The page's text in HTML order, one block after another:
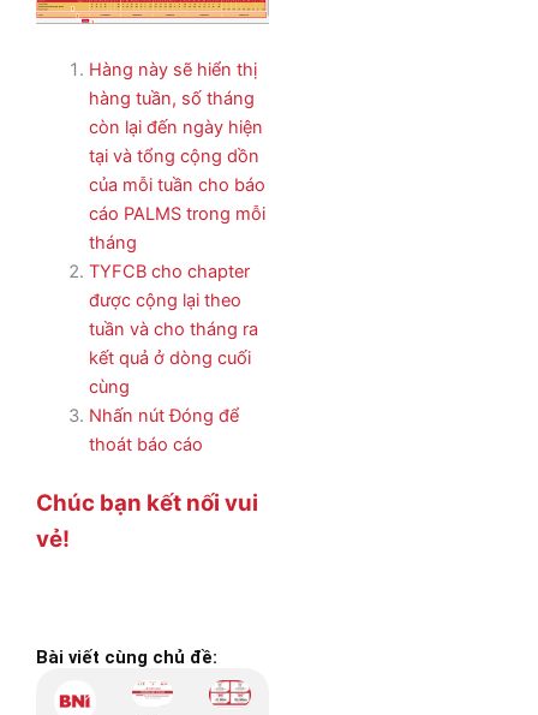
Hàng này sẽ hiển thị
hàng tuần, số tháng
còn lại đến ngày hiện
tại và tổng cộng dồn
của mỗi tuần cho báo
cáo PALMS trong mỗi
tháng
TYFCB cho chapter
được cộng lại theo
tuần và cho tháng ra
kết quả ở dòng cuối
cùng
Nhấn nút Đóng để
thoát báo cáo
Chúc bạn kết nối vui
vẻ!
Bài viết cùng chủ đề: